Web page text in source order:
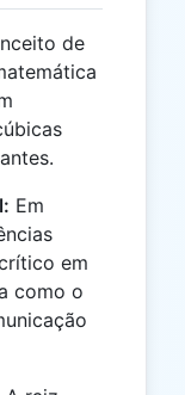
de
Em
em
como o